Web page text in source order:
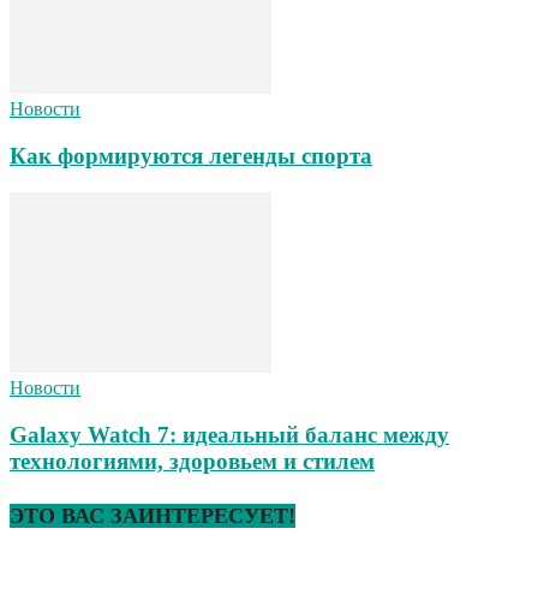
Новости
Как формируются легенды спорта
Новости
Galaxy Watch 7: идеальный баланс между
технологиями, здоровьем и стилем
ЭТО ВАС ЗАИНТЕРЕСУЕТ!